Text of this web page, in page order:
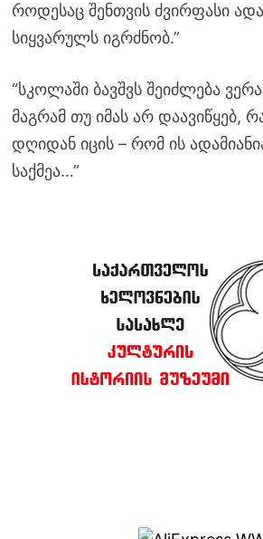
როდესაც შენთვის ძვირფასი
სიყვარულს იგრძნობ.”
“სკოლაში ბავშვს შეიძლება
მაგრამ თუ იმას არ დაავიწყებ,
დღიდან იცის – რომ ის
საქმეა…”